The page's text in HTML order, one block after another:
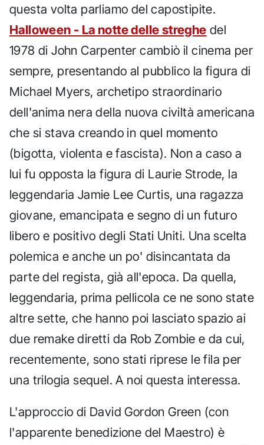
questa volta parliamo del capostipite.
Halloween - La notte delle streghe del
1978 di John Carpenter cambiò il cinema per
sempre, presentando al pubblico la figura di
Michael Myers, archetipo straordinario
dell'anima nera della nuova civiltà americana
che si stava creando in quel momento
(bigotta, violenta e fascista). Non a caso a
lui fu opposta la figura di Laurie Strode, la
leggendaria Jamie Lee Curtis, una ragazza
giovane, emancipata e segno di un futuro
libero e positivo degli Stati Uniti. Una scelta
polemica e anche un po' disincantata da
parte del regista, già all'epoca. Da quella,
leggendaria, prima pellicola ce ne sono state
altre sette, che hanno poi lasciato spazio ai
due remake diretti da Rob Zombie e da cui,
recentemente, sono stati riprese le fila per
una trilogia sequel. A noi questa interessa.
L'approccio di David Gordon Green (con
l'apparente benedizione del Maestro) è